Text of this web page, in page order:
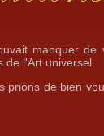
manquer de
de l'Art universel.
prions de bien